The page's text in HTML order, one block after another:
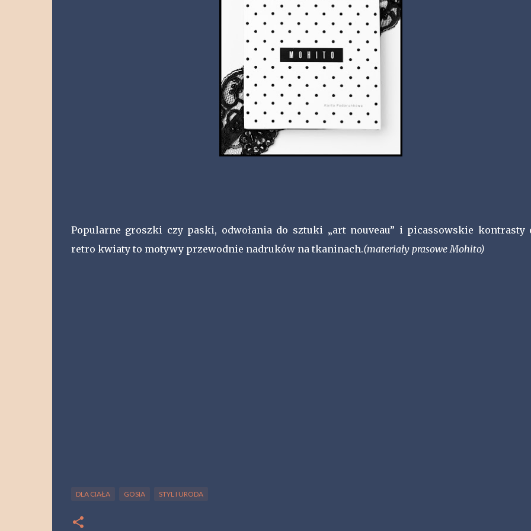
Popularne groszki czy paski, odwołania do sztuki „art nouveau” i picassowskie kontrasty
retro kwiaty to motywy przewodnie nadruków na tkaninach.(materiały prasowe Mohito)
DLA CIAŁA GOSIA STYL I URODA